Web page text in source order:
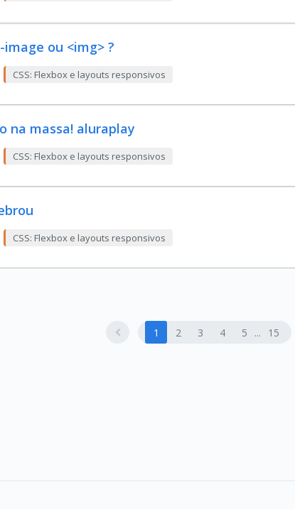
ou <img> ?
CSS: Flexbox e layouts responsivos
na massa! aluraplay
CSS: Flexbox e layouts responsivos
CSS: Flexbox e layouts responsivos
1 2 3 4 5 15